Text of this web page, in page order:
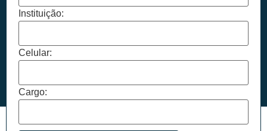
Instituição:
Celular:
Cargo: